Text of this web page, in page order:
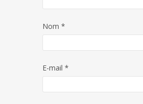
Nom *
E-mail *